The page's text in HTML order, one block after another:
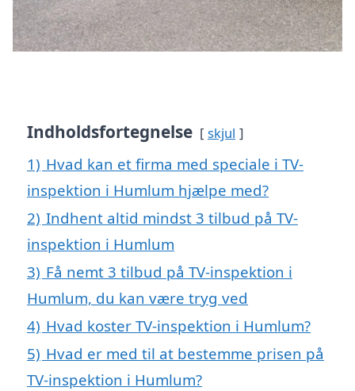
Indholdsfortegnelse skjul
1) Hvad kan et firma med speciale i TV-
inspektion i Humlum hjælpe med?
2) Indhent altid mindst 3 tilbud på TV-
inspektion i Humlum
3) Få nemt 3 tilbud på TV-inspektion i
Humlum, du kan være tryg ved
4) Hvad koster TV-inspektion i Humlum?
5) Hvad er med til at bestemme prisen på
TV-inspektion i Humlum?